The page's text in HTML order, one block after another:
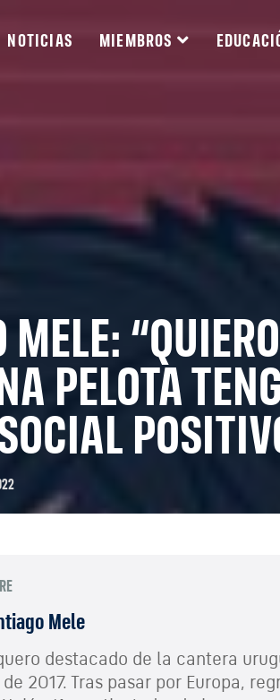
NOTICIAS MIEMBROS
PELOTA
Mele
destacado de la cantera
2017. Tras pasar por Europa,